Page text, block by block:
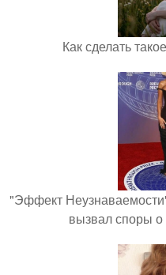
Как сделать
"Эффект
вызвал споры о